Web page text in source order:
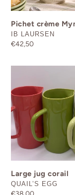
Pichet crème
DISTRIBUTEUR
IB LAURSEN
Prix
€42,50
corail
Large jug corail
DISTRIBUTEUR
QUAIL’S EGG